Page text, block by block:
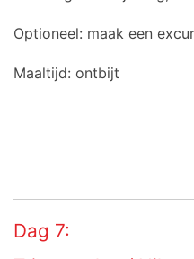
Optioneel: maak een
Maaltijd: ontbijt
Dag 7: